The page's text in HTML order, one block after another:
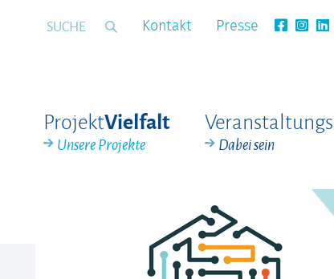
Kontakt Presse
ProjektVielfalt
Unsere Projekte
Veranstaltungs
Dabei sein